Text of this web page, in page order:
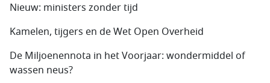
Nieuw: ministers zonder tijd
Kamelen, tijgers en de Wet Open Overheid
De Miljoenennota in het Voorjaar: wondermiddel of
wassen neus?